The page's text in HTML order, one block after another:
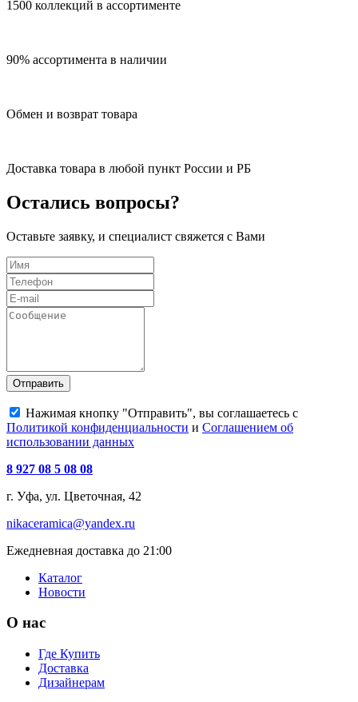
1500 коллекций в ассортименте
90% ассортимента в наличии
Обмен и возврат товара
Доставка товара в любой пункт России и РБ
Остались вопросы?
Оставьте заявку, и специалист свяжется с Вами
Отправить
Нажимая кнопку "Отправить", вы соглашаетесь с
Политикой конфиденциальности и Соглашением об
использовании данных
8 927 08 5 08 08
г. Уфа, ул. Цветочная, 42
nikaceramica@yandex.ru
Ежедневная доставка до 21:00
Каталог
Новости
О нас
Где Купить
Доставка
Дизайнерам